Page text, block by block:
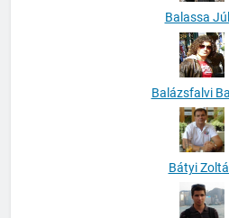
Balassa
Balázsfalvi
Bátyi